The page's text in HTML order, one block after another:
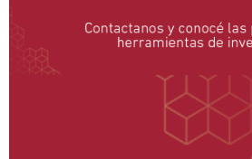
Nombre Apellidos
Estoy de acuerdo con las